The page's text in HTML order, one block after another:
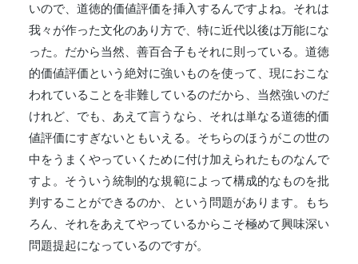
いので、道徳的価値評価を挿入するんですよね。それは
我々が作った文化のあり方で、特に近代以後は万能にな
った。だから当然、善百合子もそれに則っている。道徳
的価値評価という絶対に強いものを使って、現におこな
われていることを非難しているのだから、当然強いのだ
けれど、でも、あえて言うなら、それは単なる道徳的価
値評価にすぎないともいえる。そちらのほうがこの世の
中をうまくやっていくために付け加えられたものなんで
すよ。そういう統制的な規範によって構成的なものを批
判することができるのか、という問題があります。もち
ろん、それをあえてやっているからこそ極めて興味深い
問題提起になっているのですが。